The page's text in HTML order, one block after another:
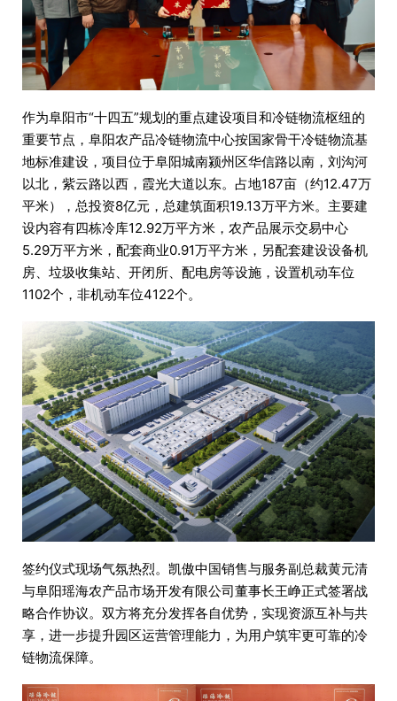
作为阜阳市“十四五”规划的重点建设项目和冷链物流枢纽的
重要节点，阜阳农产品冷链物流中心按国家骨干冷链物流基
地标准建设，项目位于阜阳城南颍州区华信路以南，刘沟河
以北，紫云路以西，霞光大道以东。占地187亩（约12.47万
平米），总投资8亿元，总建筑面积19.13万平方米。主要建
设内容有四栋冷库12.92万平方米，农产品展示交易中心
5.29万平方米，配套商业0.91万平方米，另配套建设设备机
房、垃圾收集站、开闭所、配电房等设施，设置机动车位
1102个，非机动车位4122个。
签约仪式现场气氛热烈。凯傲中国销售与服务副总裁黄元清
与阜阳瑶海农产品市场开发有限公司董事长王峥正式签署战
略合作协议。双方将充分发挥各自优势，实现资源互补与共
享，进一步提升园区运营管理能力，为用户筑牢更可靠的冷
链物流保障。